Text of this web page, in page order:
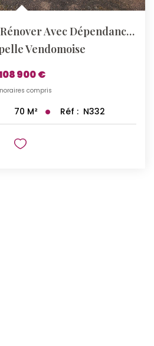
Corps De Ferme À Rénover Avec Dépendance Et Grenier...
Vendomoise
900 €
compris
70 M² Réf : N332